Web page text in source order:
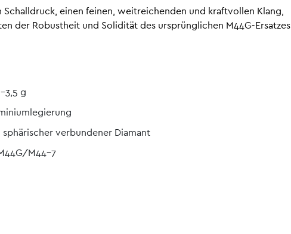
Schalldruck, einen feinen, weitreichenden und kraftvollen Klang,
der Robustheit und Solidität des ursprünglichen M44G-Ersatzes
3,5 g
verbundener Diamant
M44-7